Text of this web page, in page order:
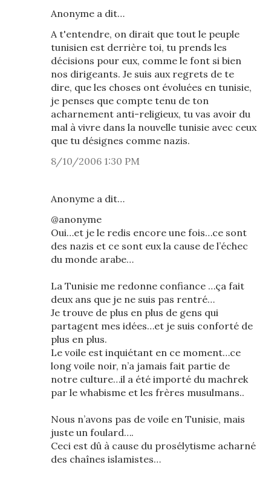
Anonyme a dit…
A t'entendre, on dirait que tout le peuple
tunisien est derrière toi, tu prends les
décisions pour eux, comme le font si bien
nos dirigeants. Je suis aux regrets de te
dire, que les choses ont évoluées en tunisie,
je penses que compte tenu de ton
acharnement anti-religieux, tu vas avoir du
mal à vivre dans la nouvelle tunisie avec ceux
que tu désignes comme nazis.
8/10/2006 1:30 PM
Anonyme a dit…
@anonyme
Oui…et je le redis encore une fois…ce sont
des nazis et ce sont eux la cause de l’échec
du monde arabe…
La Tunisie me redonne confiance …ça fait
deux ans que je ne suis pas rentré…
Je trouve de plus en plus de gens qui
partagent mes idées…et je suis conforté de
plus en plus.
Le voile est inquiétant en ce moment…ce
long voile noir, n’a jamais fait partie de
notre culture…il a été importé du machrek
par le whabisme et les frères musulmans..
Nous n’avons pas de voile en Tunisie, mais
juste un foulard….
Ceci est dû à cause du prosélytisme acharné
des chaînes islamistes…